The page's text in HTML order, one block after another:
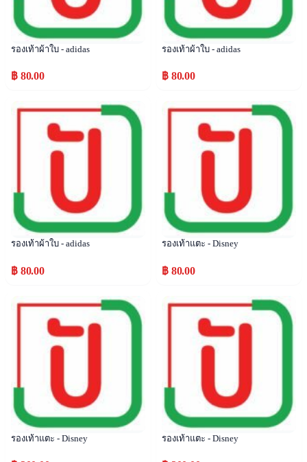
รองเท้าผ้าใบ - adidas
฿ 80.00
รองเท้าผ้าใบ - adidas
฿ 80.00
Popular
รองเท้าผ้าใบ - adidas
฿ 80.00
Popular
รองเท้าแตะ - Disney
฿ 80.00
Popular
รองเท้าแตะ - Disney
Popular
รองเท้าแตะ - Disney